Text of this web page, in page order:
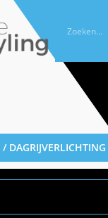
/ DAGRIJVERLICHTING